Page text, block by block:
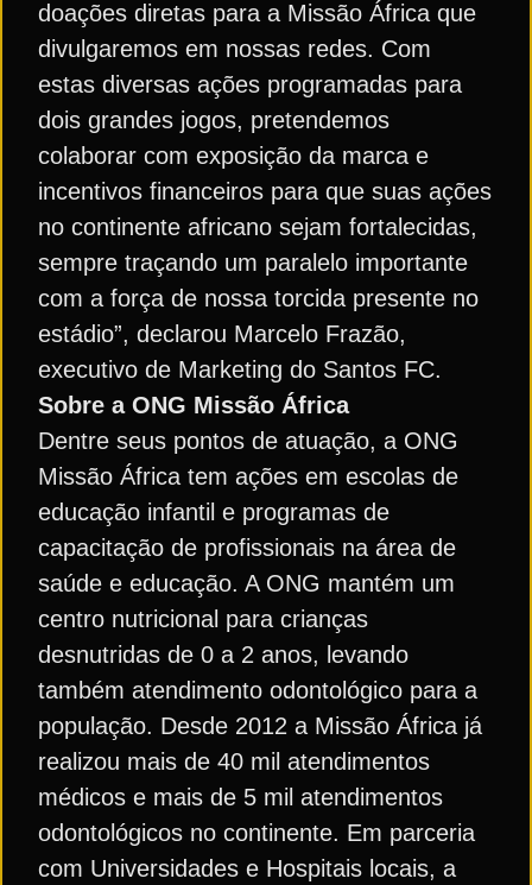
doações diretas para a Missão África que
divulgaremos em nossas redes. Com
estas diversas ações programadas para
dois grandes jogos, pretendemos
colaborar com exposição da marca e
incentivos financeiros para que suas ações
no continente africano sejam fortalecidas,
sempre traçando um paralelo importante
com a força de nossa torcida presente no
estádio”, declarou Marcelo Frazão,
executivo de Marketing do Santos FC.
Sobre a ONG Missão África
Dentre seus pontos de atuação, a ONG
Missão África tem ações em escolas de
educação infantil e programas de
capacitação de profissionais na área de
saúde e educação. A ONG mantém um
centro nutricional para crianças
desnutridas de 0 a 2 anos, levando
também atendimento odontológico para a
população. Desde 2012 a Missão África já
realizou mais de 40 mil atendimentos
médicos e mais de 5 mil atendimentos
odontológicos no continente. Em parceria
com Universidades e Hospitais locais, a